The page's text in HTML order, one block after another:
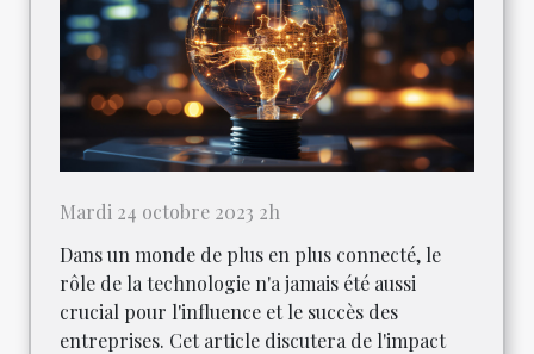
Mardi 24 octobre 2023 2h
Dans un monde de plus en plus connecté, le
rôle de la technologie n'a jamais été aussi
crucial pour l'influence et le succès des
entreprises. Cet article discutera de l'impact